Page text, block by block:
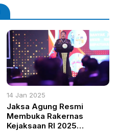
Gemilang untuk Masa
Depan”
14 Jan 2025
Jaksa Agung Resmi
Membuka Rakernas
Kejaksaan RI 2025